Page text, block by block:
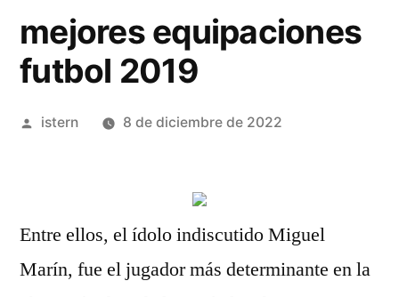
mejores equipaciones
futbol 2019
Publicado
istern 8 de diciembre de 2022
Entre ellos, el ídolo indiscutido Miguel
Marín, fue el jugador más determinante en la